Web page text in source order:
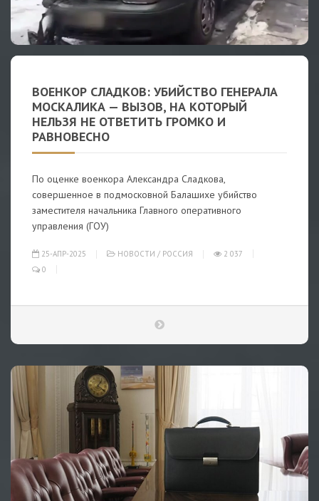
ВОЕНКОР СЛАДКОВ: УБИЙСТВО ГЕНЕРАЛА
МОСКАЛИКА — ВЫЗОВ, НА КОТОРЫЙ
НЕЛЬЗЯ НЕ ОТВЕТИТЬ ГРОМКО И
РАВНОВЕСНО
По оценке военкора Александра Сладкова,
совершенное в подмосковной Балашихе убийство
заместителя начальника Главного оперативного
управления (ГОУ)
25-АПР-2025 НОВОСТИ / РОССИЯ
2 037
0